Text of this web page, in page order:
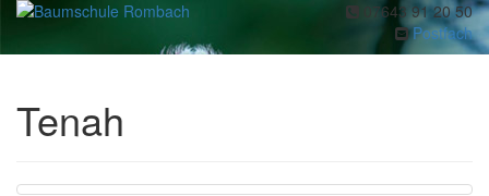
07643 91 20 50
Postfach
Tenah